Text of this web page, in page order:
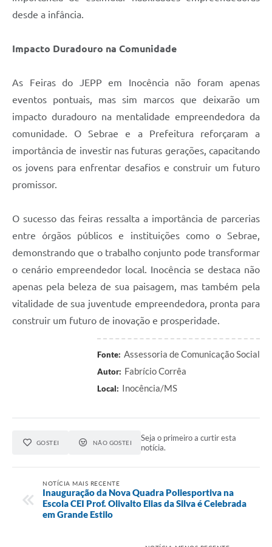
desde a infância.
Impacto Duradouro na Comunidade
As Feiras do JEPP em Inocência não foram apenas
eventos pontuais, mas sim marcos que deixarão um
impacto duradouro na mentalidade empreendedora da
comunidade. O Sebrae e a Prefeitura reforçaram a
importância de investir nas futuras gerações, capacitando
os jovens para enfrentar desafios e construir um futuro
promissor.
O sucesso das feiras ressalta a importância de parcerias
entre órgãos públicos e instituições como o Sebrae,
demonstrando que o trabalho conjunto pode transformar
o cenário empreendedor local. Inocência se destaca não
apenas pela beleza de sua paisagem, mas também pela
vitalidade de sua juventude empreendedora, pronta para
construir um futuro de inovação e prosperidade.
Fonte: Assessoria de Comunicação Social
Autor: Fabrício Corrêa
Local: Inocência/MS
GOSTEI NÃO GOSTEI
Seja o primeiro a curtir esta
notícia.
NOTÍCIA MAIS RECENTE
Inauguração da Nova Quadra Poliesportiva na
Escola CEI Prof. Olivalto Elias da Silva é Celebrada
em Grande Estilo